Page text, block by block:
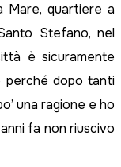
Mare, quartiere a
Stefano, nel
è sicuramente
perché dopo tanti
una ragione e ho
fa non riuscivo